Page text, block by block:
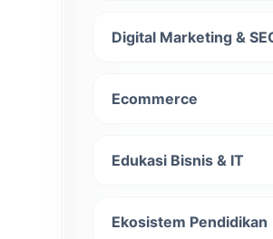
Digital Marketing &
Ecommerce
Edukasi Bisnis & IT
Ekosistem Pendidikan